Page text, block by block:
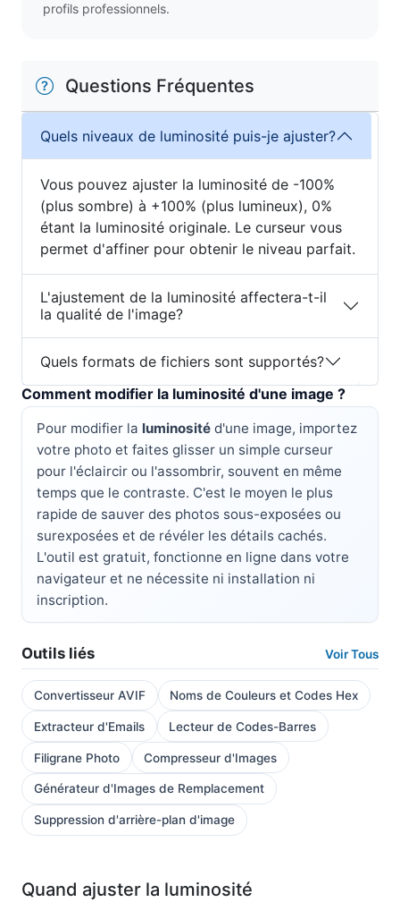
profils professionnels.
Questions Fréquentes
Quels niveaux de luminosité puis-je ajuster?
Vous pouvez ajuster la luminosité de -100%
(plus sombre) à +100% (plus lumineux), 0%
étant la luminosité originale. Le curseur vous
permet d'affiner pour obtenir le niveau parfait.
L'ajustement de la luminosité affectera-t-il
la qualité de l'image?
Quels formats de fichiers sont supportés?
Comment modifier la luminosité d'une image ?
Pour modifier la luminosité d'une image, importez
votre photo et faites glisser un simple curseur
pour l'éclaircir ou l'assombrir, souvent en même
temps que le contraste. C'est le moyen le plus
rapide de sauver des photos sous-exposées ou
surexposées et de révéler les détails cachés.
L'outil est gratuit, fonctionne en ligne dans votre
navigateur et ne nécessite ni installation ni
inscription.
Outils liés Voir Tous
Convertisseur AVIF Noms de Couleurs et Codes Hex
Extracteur d'Emails Lecteur de Codes-Barres
Filigrane Photo Compresseur d'Images
Générateur d'Images de Remplacement
Suppression d'arrière-plan d'image
Quand ajuster la luminosité